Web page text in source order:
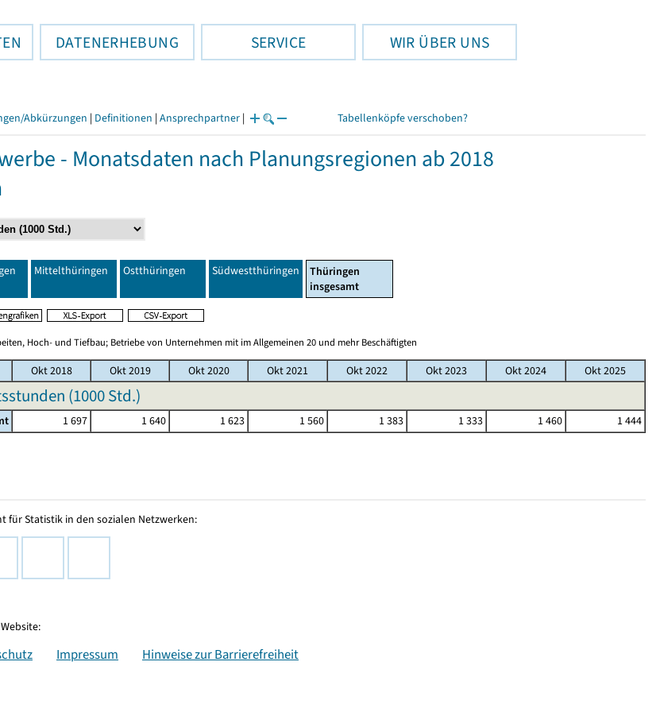
DATENERHEBUNG SERVICE WIR ÜBER UNS
Abkürzungen | Definitionen | Ansprechpartner | Tabellenköpfe verschoben?
- Monatsdaten nach Planungsregionen ab 2018
Mittelthüringen Ostthüringen Südwestthüringen
Thüringen
insgesamt
Hoch- und Tiefbau; Betriebe von Unternehmen mit im Allgemeinen 20 und mehr Beschäftigten
Okt 2018 Okt 2019 Okt 2020 Okt 2021 Okt 2022 Okt 2023 Okt 2024 Okt 2025
(1000 Std.)
1 697 1 640 1 623 1 560 1 383 1 333 1 460 1 444
für Statistik in den sozialen Netzwerken:
Impressum Hinweise zur Barrierefreiheit